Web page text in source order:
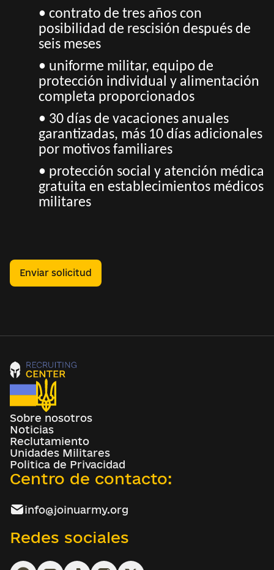
• contrato de tres años con
posibilidad de rescisión después de
seis meses
• uniforme militar, equipo de
protección individual y alimentación
completa proporcionados
• 30 días de vacaciones anuales
garantizadas, más 10 días adicionales
por motivos familiares
• protección social y atención médica
gratuita en establecimientos médicos
militares
Enviar solicitud
Sobre nosotros
Noticias
Reclutamiento
Unidades Militares
Politica de Privacidad
Centro de contacto:
info@joinuarmy.org
Redes sociales